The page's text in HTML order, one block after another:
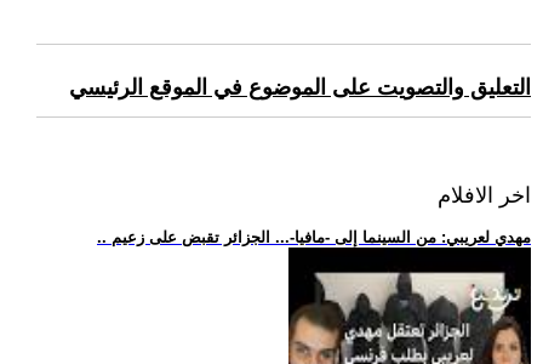
التعليق والتصويت على الموضوع في الموقع الرئيسي
اخر الافلام
.. مهدي لعريبي: من السينما إلى -مافيا-... الجزائر تقبض على زعيم